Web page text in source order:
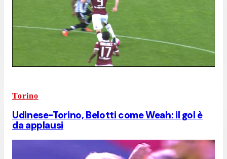
Torino
Udinese-Torino, Belotti come Weah: il gol è
da applausi